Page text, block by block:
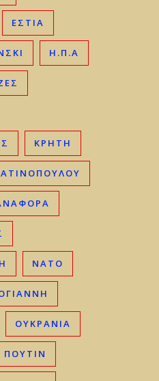
ΕΣΤΙΑ
Η.Π.Α
ΚΡΉΤΗ
ΝΑΤΟ
ΟΥΚΡΑΝΊΑ
ΠΟΥΤΙΝ